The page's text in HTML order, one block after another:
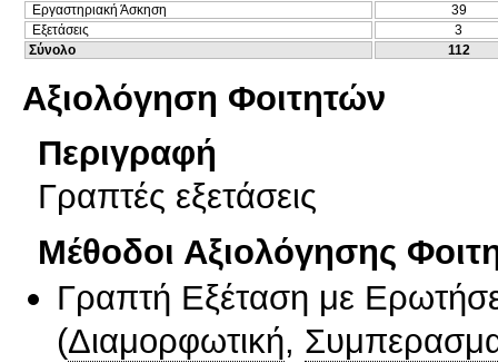
Εργαστηριακή Άσκηση
39
Εξετάσεις
3
Σύνολο
112
Αξιολόγηση Φοιτητών
Περιγραφή
Γραπτές εξετάσεις
Μέθοδοι Αξιολόγησης
Γραπτή Εξέταση με
(Διαμορφωτική,